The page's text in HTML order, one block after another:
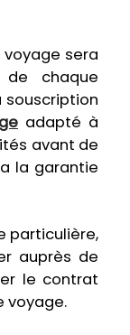
sera
de chaque
adapté à
avant de
la garantie
particulière,
auprès de
le contrat
voyage.